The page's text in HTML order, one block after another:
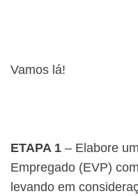
Vamos lá!
ETAPA 1 – Elabore
Empregado (EVP)
levando em